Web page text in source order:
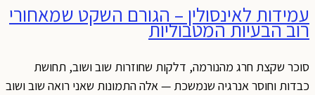
עמידות לאינסולין – הגורם השקט שמאחורי
רוב הבעיות המטבוליות
סוכר שקצת חרג מהנורמה, דלקות שחוזרות שוב ושוב, תחושת
כבדות וחוסר אנרגיה שנמשכת — אלה התמונות שאני רואה שוב ושוב